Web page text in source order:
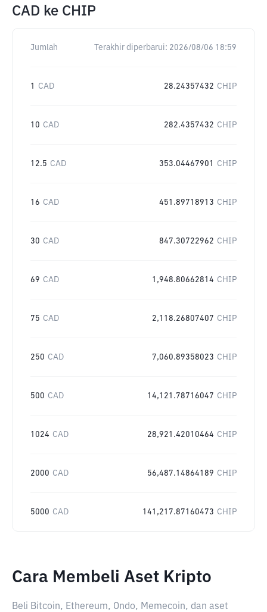
CAD ke CHIP
Jumlah Terakhir diperbarui: 2026/08/06 18:59
1 CAD 28.24357432 CHIP
10 CAD 282.4357432 CHIP
12.5 CAD 353.04467901 CHIP
16 CAD 451.89718913 CHIP
30 CAD 847.30722962 CHIP
69 CAD 1,948.80662814 CHIP
75 CAD 2,118.26807407 CHIP
250 CAD 7,060.89358023 CHIP
500 CAD 14,121.78716047 CHIP
1024 CAD 28,921.42010464 CHIP
2000 CAD 56,487.14864189 CHIP
5000 CAD 141,217.87160473 CHIP
Cara Membeli Aset Kripto
Beli Bitcoin, Ethereum, Ondo, Memecoin, dan aset